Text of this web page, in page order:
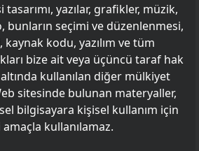
yazılar, grafikler, müzik,
bunların seçimi ve düzenlenmesi,
kaynak kodu, yazılım ve tüm
bize ait veya üçüncü taraf hak
kullanılan diğer mülkiyet
sitesinde bulunan materyaller,
bilgisayara kişisel kullanım için
kullanılamaz.